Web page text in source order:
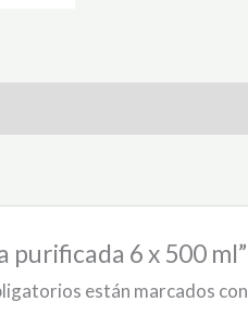
purificada 6 x 500 ml”
están marcados con